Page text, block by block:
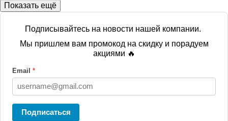
Показать ещё
Подписывайтесь на новости нашей компании.
Мы пришлем вам промокод на скидку и порадуем
акциями 🔥
Email *
Подписаться